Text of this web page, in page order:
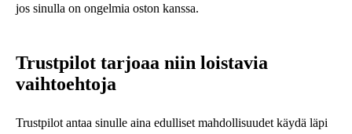
jos sinulla on ongelmia oston kanssa.
Trustpilot tarjoaa niin loistavia
vaihtoehtoja
Trustpilot antaa sinulle aina edulliset mahdollisuudet käydä läpi